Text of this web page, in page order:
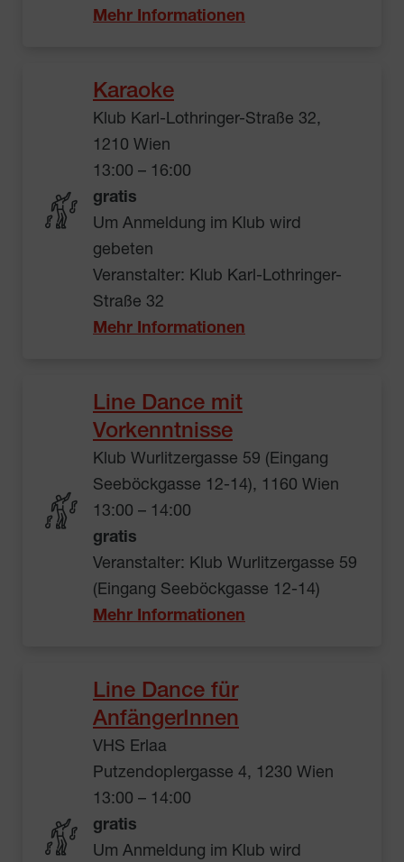
Mehr Informationen
Karaoke
Klub Karl-Lothringer-Straße 32,
1210 Wien
13:00 – 16:00
gratis
Um Anmeldung im Klub wird
gebeten
Veranstalter: Klub Karl-Lothringer-
Straße 32
Mehr Informationen
Line Dance mit
Vorkenntnisse
Klub Wurlitzergasse 59 (Eingang
Seeböckgasse 12-14), 1160 Wien
13:00 – 14:00
gratis
Veranstalter: Klub Wurlitzergasse 59
(Eingang Seeböckgasse 12-14)
Mehr Informationen
Line Dance für
AnfängerInnen
VHS Erlaa
Putzendoplergasse 4, 1230 Wien
13:00 – 14:00
gratis
Um Anmeldung im Klub wird